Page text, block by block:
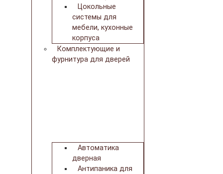
Цокольные
системы для
мебели, кухонные
корпуса
Комплектующие и
фурнитура для дверей
Автоматика
дверная
Антипаника для